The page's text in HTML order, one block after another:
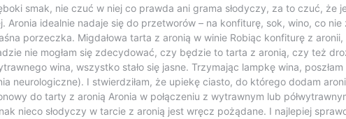
smak, nie czuć w niej co prawda ani grama słodyczy, za to czuć, że
idealnie nadaje się do przetworów – na konfiturę, sok, wino, co
porzeczka. Migdałowa tarta z aronią w winie Robiąc konfiturę z
nie mogłam się zdecydować, czy będzie to tarta z aronią, czy też
wina, wszystko stało się jasne. Trzymając lampkę wina,
neurologiczne). I stwierdziłam, że upiekę ciasto, do którego dodam
do tarty z aronią Aronia w połączeniu z wytrawnym lub
nieco słodyczy w tarcie z aronią jest wręcz pożądane. I najlepiej